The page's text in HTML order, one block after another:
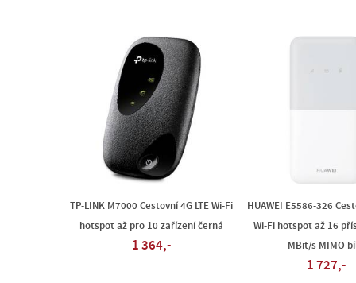
TP-LINK M7000 Cestovní 4G LTE Wi-Fi
hotspot až pro 10 zařízení černá
1 364,-
HUAWEI E5586-326
Wi-Fi hotspot až 16
MBit/s MIMO
1 727,-